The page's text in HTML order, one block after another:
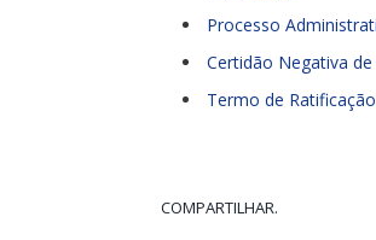
Processo
Certidão Negativa
Termo de Ratificação
COMPARTILHAR.